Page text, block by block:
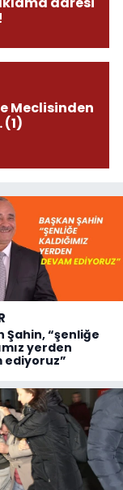
Meclisinden
(1)
Şahin, “şenliğe
yerden
ediyoruz”